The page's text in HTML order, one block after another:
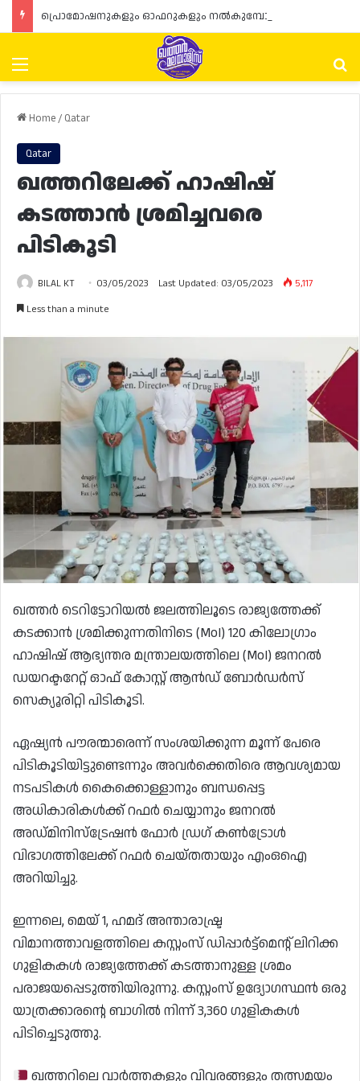
Menu
Home/ Qatar
Qatar
ഖത്തറിലേക്ക് ഹാഷിഷ്‌
കടത്താൻ ശ്രമിച്ചവരെ
പിടികൂടി
BILAL KT 03/05/2023 Last Updated: 03/05/2023
5,117
Less than a minute
ഖത്തർ ടെറിട്ടോറിയൽ ജലത്തിലൂടെ രാജ്യത്തേക്ക്
കടക്കാൻ ശ്രമിക്കുന്നതിനിടെ (MoI) 120 കിലോഗ്രാം
ഹാഷിഷ് ആഭ്യന്തര മന്ത്രാലയത്തിലെ (MoI) ജനറൽ
ഡയറക്ടറേറ്റ് ഓഫ് കോസ്റ്റ് ആൻഡ് ബോർഡർസ്
സെക്യൂരിറ്റി പിടികൂടി.
ഏഷ്യൻ പൗരന്മാരെന്ന് സംശയിക്കുന്ന മൂന്ന് പേരെ
പിടികൂടിയിട്ടുണ്ടെന്നും അവർക്കെതിരെ ആവശ്യമായ
നടപടികൾ കൈക്കൊള്ളാനും ബന്ധപ്പെട്ട
അധികാരികൾക്ക് റഫർ ചെയ്യാനും ജനറൽ
അഡ്മിനിസ്ട്രേഷൻ ഫോർ ഡ്രഗ് കൺട്രോൾ
വിഭാഗത്തിലേക്ക് റഫർ ചെയ്തതായും എംഒഐ
അറിയിച്ചു.
ഇന്നലെ, മെയ് 1, ഹമദ് അന്താരാഷ്ട്ര
വിമാനത്താവളത്തിലെ കസ്റ്റംസ് ഡിപ്പാർട്ട്‌മെന്റ് ലിറിക്ക
ഗുളികകൾ രാജ്യത്തേക്ക് കടത്താനുള്ള ശ്രമം
പരാജയപ്പെടുത്തിയിരുന്നു. കസ്റ്റംസ് ഉദ്യോഗസ്ഥൻ ഒരു
യാത്രക്കാരന്റെ ബാഗിൽ നിന്ന് 3,360 ഗുളികകൾ
പിടിച്ചെടുത്തു.
ഖത്തറിലെ വാർത്തകളും വിവരങ്ങളും തത്സമയം